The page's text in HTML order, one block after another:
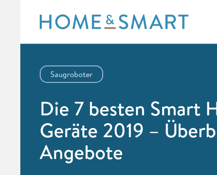
content
Saugroboter
Die 7 besten Smart
Geräte 2019 –
Angebote